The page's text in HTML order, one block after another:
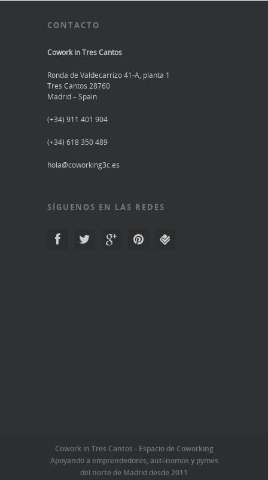
CONTACTO
Cowork in Tres Cantos
Ronda de Valdecarrizo 41-A, planta 1
Tres Cantos 28760
Madrid – Spain
(+34) 911 401 904
(+34) 618 350 489
hola@coworking3c.es
SÍGUENOS EN LAS REDES
Cowork in Tres Cantos - Espacio de Coworking
Apoyando a emprendedores, autónomos y pymes
del norte de Madrid desde 2011